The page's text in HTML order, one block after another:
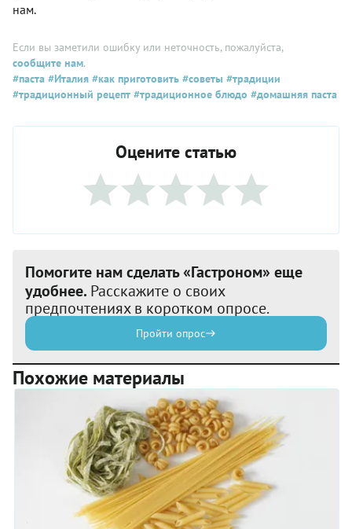
нам.
Если вы заметили ошибку или неточность, пожалуйста,
сообщите нам.
#паста #Италия #как приготовить #советы #традиции
#традиционный рецепт #традиционное блюдо #домашняя паста
Оцените статью
Помогите нам сделать «Гастроном» еще
удобнее. Расскажите о своих
предпочтениях в коротком опросе.
Пройти опрос
Похожие материалы